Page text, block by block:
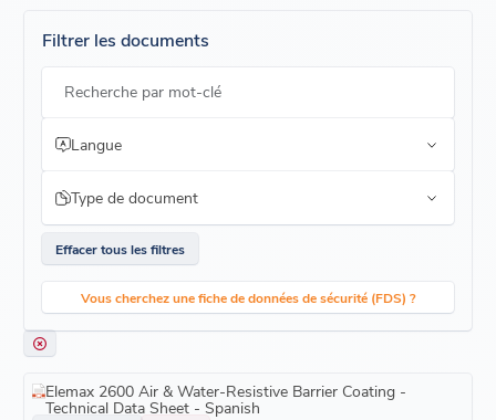
Filtrer les documents
Recherche par mot-clé
Langue
Type de document
Effacer tous les filtres
Vous cherchez une fiche de données de sécurité (FDS) ?
Elemax 2600 Air & Water-Resistive Barrier Coating -
Technical Data Sheet - Spanish